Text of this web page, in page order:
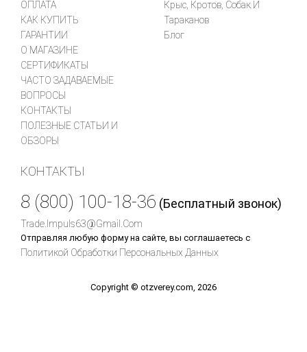
ОПЛАТА
КАК КУПИТЬ
ГАРАНТИИ
О МАГАЗИНЕ
СЕРТИФИКАТЫ
ЧАСТО ЗАДАВАЕМЫЕ
ВОПРОСЫ
КОНТАКТЫ
ПОЛЕЗНЫЕ СТАТЬИ И
ОБЗОРЫ
Крыс, Кротов, Собак И
Тараканов
Блог
КОНТАКТЫ
8 (800) 100-18-36 (Бесплатный звонок)
Trade.impuls63@gmail.com
Отправляя любую форму на сайте, вы соглашаетесь с
Политикой Обработки Персональных Данных
Copyright © otzverey.com, 2026